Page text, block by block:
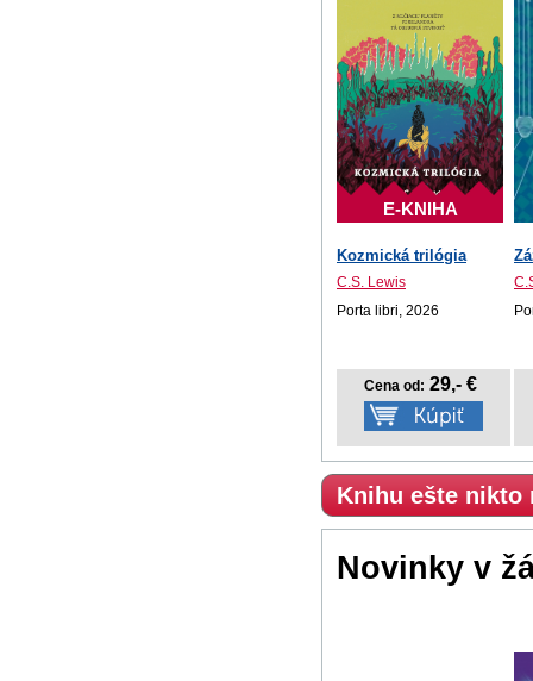
E-KNIHA
Kozmická trilógia
C.S. Lewis
Porta libri, 2026
Cena od: 29,- €
Knihu ešte nikto
Novinky v